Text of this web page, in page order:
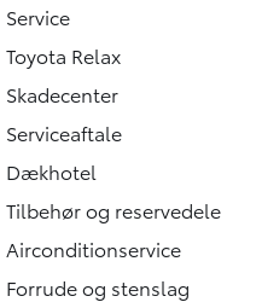
Service
Toyota Relax
Skadecenter
Serviceaftale
Dækhotel
Tilbehør og reservedele
Airconditionservice
Forrude og stenslag